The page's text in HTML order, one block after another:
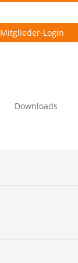
Mitglieder-Login
Downloads